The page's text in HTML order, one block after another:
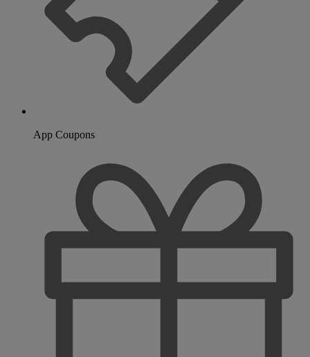
App Coupons